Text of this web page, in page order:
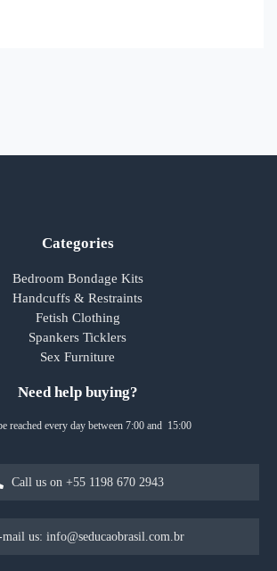
Categories
Bedroom Bondage Kits
Handcuffs & Restraints
Fetish Clothing
Spankers Ticklers
Sex Furniture
Need help buying?
reached every day between 7:00 and 15:00
Call us on +55 1198 670 2943
us: info@seducaobrasil.com.br